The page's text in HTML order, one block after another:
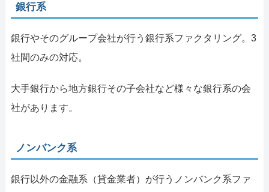
銀行系
銀行やそのグループ会社が行う銀行系ファクタリング。3
社間のみの対応。
大手銀行から地方銀行その子会社など様々な銀行系の会
社があります。
ノンバンク系
銀行以外の金融系（貸金業者）が行うノンバンク系ファ